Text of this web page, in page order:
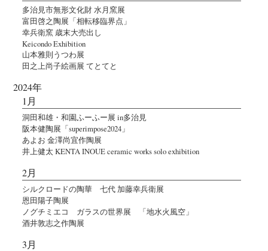
多治見市無形文化財 水月窯展
富田啓之陶展「相転移臨界点」
幸兵衛窯 歳末大売出し
Keicondo Exhibition
山本雅則うつわ展
田之上尚子絵画展 てとてと
2024年
1月
洞田和雄・和園ふーふー展 in多治見
阪本健陶展「superimpose2024」
あよお 金澤尚宜作陶展
井上健太 KENTA INOUE ceramic works solo exhibition
2月
シルクロードの陶華 七代 加藤幸兵衛展
恩田陽子陶展
ノグチミエコ ガラスの世界展 「地水火風空」
酒井敦志之作陶展
3月